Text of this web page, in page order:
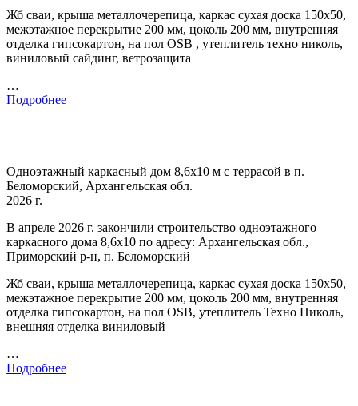
Жб сваи, крыша металлочерепица, каркас сухая доска 150х50,
межэтажное перекрытие 200 мм, цоколь 200 мм, внутренняя
отделка гипсокартон, на пол OSB , утеплитель техно николь,
виниловый сайдинг, ветрозащита
…
Подробнее
Одноэтажный каркасный дом 8,6х10 м с террасой в п.
Беломорский, Архангельская обл.
2026 г.
В апреле 2026 г. закончили строительство одноэтажного
каркасного дома 8,6х10 по адресу: Архангельская обл.,
Приморский р-н, п. Беломорский
Жб сваи, крыша металлочерепица, каркас сухая доска 150х50,
межэтажное перекрытие 200 мм, цоколь 200 мм, внутренняя
отделка гипсокартон, на пол OSB, утеплитель Техно Николь,
внешняя отделка виниловый
…
Подробнее